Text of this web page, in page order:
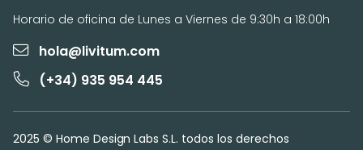
Horario de oficina de Lunes a Viernes de 9:30h a 18:00h
hola@livitum.com
(+34) 935 954 445
2025 © Home Design Labs S.L. todos los derechos